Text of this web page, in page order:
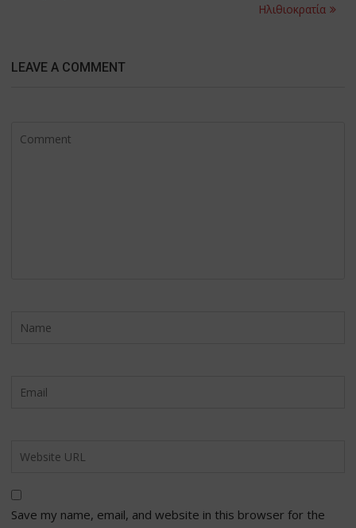
Ηλιθιοκρατία
LEAVE A COMMENT
Save my name, email, and website in this browser for the